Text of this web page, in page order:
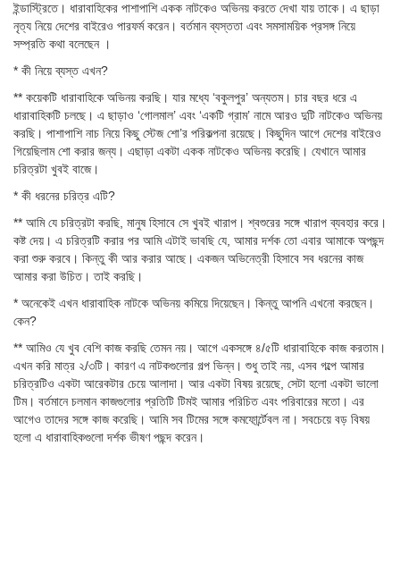
ইন্ডাস্ট্রিতে। ধারাবাহিকের পাশাপাশি একক নাটকেও অভিনয় করতে দেখা যায় তাকে। এ ছাড়া
নৃত্য নিয়ে দেশের বাইরেও পারফর্ম করেন। বর্তমান ব্যস্ততা এবং সমসাময়িক প্রসঙ্গ নিয়ে
সম্প্রতি কথা বলেছেন ।
* কী নিয়ে ব্যস্ত এখন?
** কয়েকটি ধারাবাহিকে অভিনয় করছি। যার মধ্যে ‘বকুলপুর’ অন্যতম। চার বছর ধরে এ
ধারাবাহিকটি চলছে। এ ছাড়াও ‘গোলমাল’ এবং ‘একটি গ্রাম’ নামে আরও দুটি নাটকেও অভিনয়
করছি। পাশাপাশি নাচ নিয়ে কিছু স্টেজ শো’র পরিকল্পনা রয়েছে। কিছুদিন আগে দেশের বাইরেও
গিয়েছিলাম শো করার জন্য। এছাড়া একটা একক নাটকেও অভিনয় করেছি। যেখানে আমার
চরিত্রটা খুবই বাজে।
* কী ধরনের চরিত্র এটি?
** আমি যে চরিত্রটা করছি, মানুষ হিসাবে সে খুবই খারাপ। শ্বশুরের সঙ্গে খারাপ ব্যবহার করে।
কষ্ট দেয়। এ চরিত্রটি করার পর আমি এটাই ভাবছি যে, আমার দর্শক তো এবার আমাকে অপছন্দ
করা শুরু করবে। কিন্তু কী আর করার আছে। একজন অভিনেত্রী হিসাবে সব ধরনের কাজ
আমার করা উচিত। তাই করছি।
* অনেকেই এখন ধারাবাহিক নাটকে অভিনয় কমিয়ে দিয়েছেন। কিন্তু আপনি এখনো করছেন।
কেন?
** আমিও যে খুব বেশি কাজ করছি তেমন নয়। আগে একসঙ্গে ৪/৫টি ধারাবাহিকে কাজ করতাম।
এখন করি মাত্র ২/৩টি। কারণ এ নাটকগুলোর গল্প ভিন্ন। শুধু তাই নয়, এসব গল্পে আমার
চরিত্রটিও একটা আরেকটার চেয়ে আলাদা। আর একটা বিষয় রয়েছে, সেটা হলো একটা ভালো
টিম। বর্তমানে চলমান কাজগুলোর প্রতিটি টিমই আমার পরিচিত এবং পরিবারের মতো। এর
আগেও তাদের সঙ্গে কাজ করেছি। আমি সব টিমের সঙ্গে কমফোর্র্টেবল না। সবচেয়ে বড় বিষয়
হলো এ ধারাবাহিকগুলো দর্শক ভীষণ পছন্দ করেন।